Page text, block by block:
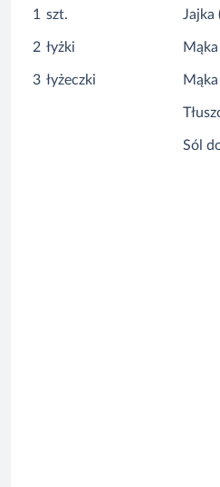
1 szt. Jajka
2 łyżki
3 łyżeczki
Sól